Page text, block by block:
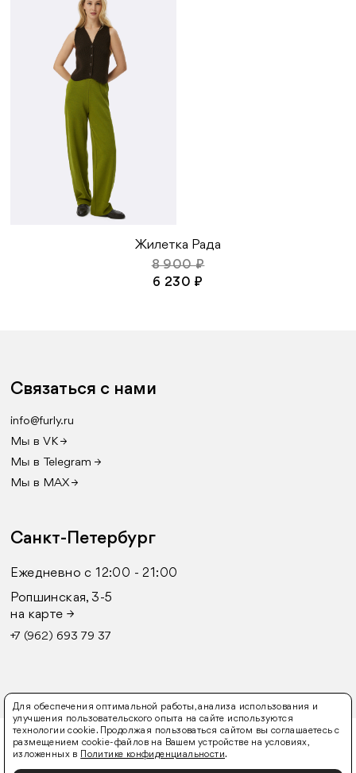
Жилетка Рада
8 900 ₽
6 230 ₽
Связаться с нами
info@furly.ru
Мы в VK →
Мы в Telegram →
Мы в MAX →
Санкт-Петербург
Ежедневно с 12:00 - 21:00
Ропшинская, 3-5
на карте →
+7 (962) 693 79 37
Для обеспечения оптимальной работы, анализа использования и
улучшения пользовательского опыта на сайте используются
технологии cookie. Продолжая пользоваться сайтом вы соглашаетесь с
размещением cookie-файлов на Вашем устройстве на условиях,
изложенных в
Политике конфиденциальности.
© 2016-2026 FURLY
Политика конфиденциальности